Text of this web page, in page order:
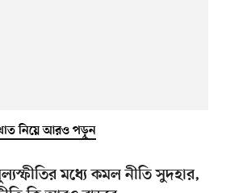
নিয়ে আরও পড়ুন
মধ্যে কমল নীতি সুদহার,